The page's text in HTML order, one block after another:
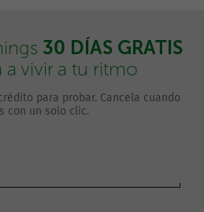
30 DÍAS GRATIS
a vivir a tu ritmo
para probar. Cancela cuando
con un solo clic.